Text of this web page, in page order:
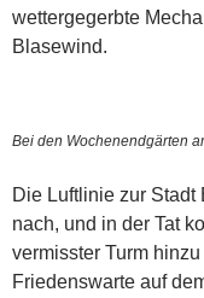
wettergegerbte
Blasewind.
Bei den Wochenendgärten
Die Luftlinie zur Stadt
nach, und in der Tat
vermisster Turm
Friedenswarte auf